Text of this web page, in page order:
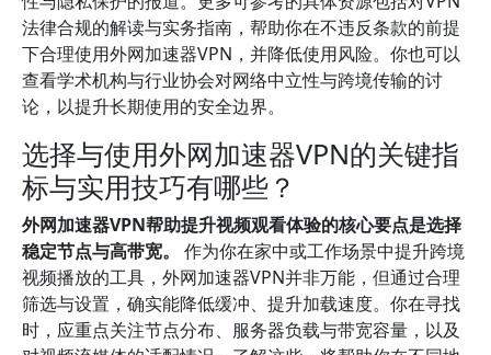
法律合规的解读与实务指南，帮助你在不违反条款的前提
下合理使用外网加速器VPN，并降低使用风险。你也可以
查看学术机构与行业协会对网络中立性与跨境传输的讨
论，以提升长期使用的安全边界。
选择与使用外网加速器VPN的关键指
标与实用技巧有哪些？
外网加速器VPN帮助提升视频观看体验的核心要点是选择
稳定节点与高带宽。
作为你在家中或工作场景中提升跨境
视频播放的工具，外网加速器VPN并非万能，但通过合理
筛选与设置，确实能降低缓冲、提升加载速度。你在寻找
时，应重点关注节点分布、服务器负载与带宽容量，以及